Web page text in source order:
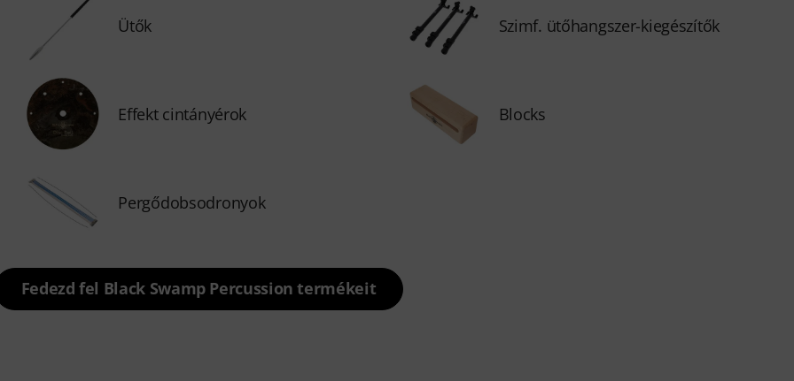
Ütők Szimf. ütőhangszer-kiegészítők
Effekt cintányérok Blocks
Pergődobsodronyok
Fedezd fel Black Swamp Percussion termékeit